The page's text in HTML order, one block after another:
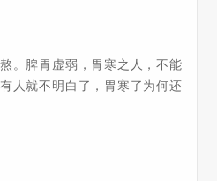
。脾胃虚弱，胃寒之人，不能
人就不明白了，胃寒了为何还